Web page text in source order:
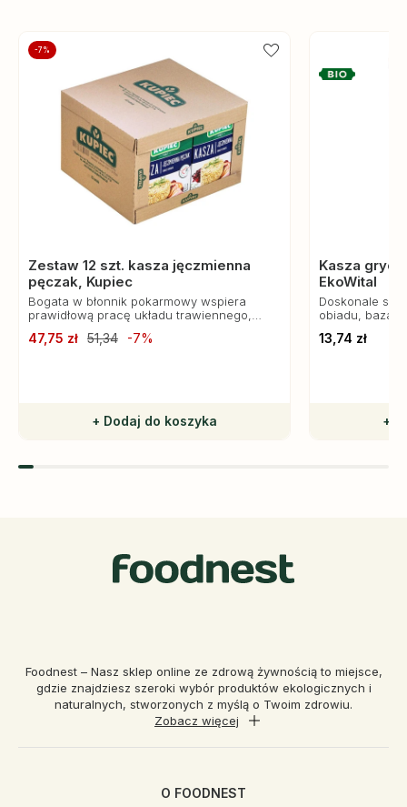
-7%
Zestaw 12 szt. kasza jęczmienna
pęczak, Kupiec
Bogata w błonnik pokarmowy wspiera
prawidłową pracę układu trawiennego,
glukozy we krwi.
47,75 zł 51,34 -7%
+ Dodaj do koszyka
Kasza
EkoWital
Doskonale
obiadu, baza
13,74 zł
+
Foodnest – Nasz sklep online ze zdrową żywnością to miejsce,
gdzie znajdziesz szeroki wybór produktów ekologicznych i
naturalnych, stworzonych z myślą o Twoim zdrowiu.
Zobacz więcej
O FOODNEST